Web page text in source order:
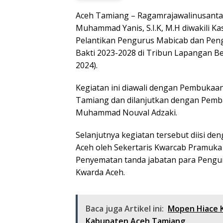
Aceh Tamiang –
Muhammad Yanis, S.I.K, M.H diwakili
Pelantikan Pengurus Mabicab dan
Bakti 2023-2028 di Tribun Lapangan
2024).
Kegiatan ini diawali dengan
Tamiang dan dilanjutkan dengan
Muhammad Nouval Adzaki.
Selanjutnya kegiatan tersebut diisi
Aceh oleh Sekertaris Kwarcab
Penyematan tanda jabatan para
Kwarda Aceh.
Baca juga Artikel ini: Mopen